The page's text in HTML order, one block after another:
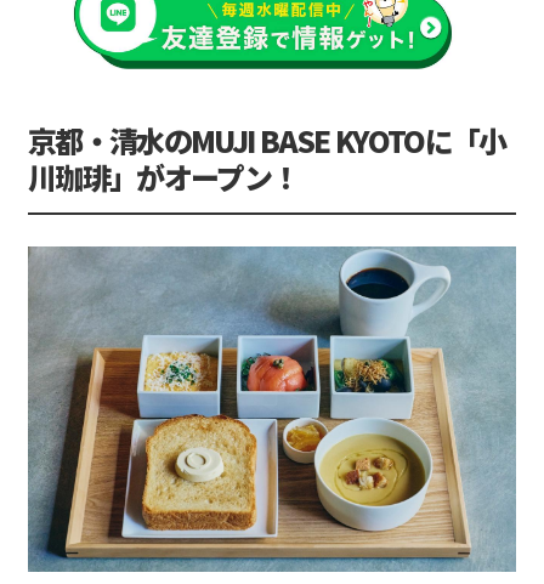
京都・清水のMUJI BASE KYOTOに「小
川珈琲」がオープン！